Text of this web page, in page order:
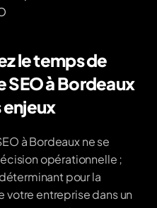
le temps de
SEO à Bordeaux
à Bordeaux ne se
opérationnelle ;
pour la
votre entreprise dans un